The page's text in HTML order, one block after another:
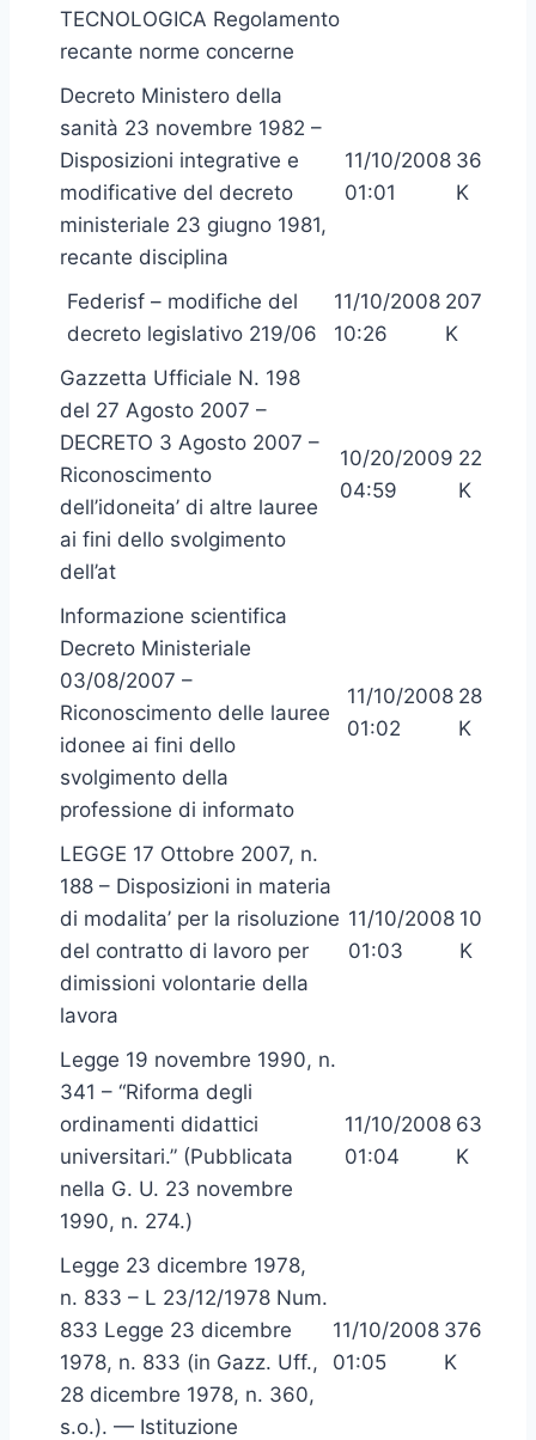
TECNOLOGICA Regolamento
recante norme concerne
Decreto Ministero della
sanità 23 novembre 1982 –
Disposizioni integrative e
modificative del decreto
ministeriale 23 giugno 1981,
recante disciplina
11/10/2008
01:01
36
K
Federisf – modifiche del
decreto legislativo 219/06
11/10/2008
10:26
207
K
Gazzetta Ufficiale N. 198
del 27 Agosto 2007 –
DECRETO 3 Agosto 2007 –
Riconoscimento
dell’idoneita’ di altre lauree
ai fini dello svolgimento
dell’at
10/20/2009
04:59
22
K
Informazione scientifica
Decreto Ministeriale
03/08/2007 –
Riconoscimento delle lauree
idonee ai fini dello
svolgimento della
professione di informato
11/10/2008
01:02
28
K
LEGGE 17 Ottobre 2007, n.
188 – Disposizioni in materia
di modalita’ per la risoluzione
del contratto di lavoro per
dimissioni volontarie della
lavora
11/10/2008
01:03
10
K
Legge 19 novembre 1990, n.
341 – “Riforma degli
ordinamenti didattici
universitari.” (Pubblicata
nella G. U. 23 novembre
1990, n. 274.)
11/10/2008
01:04
63
K
Legge 23 dicembre 1978,
n. 833 – L 23/12/1978 Num.
833 Legge 23 dicembre
1978, n. 833 (in Gazz. Uff.,
28 dicembre 1978, n. 360,
s.o.). — Istituzione
11/10/2008
01:05
376
K